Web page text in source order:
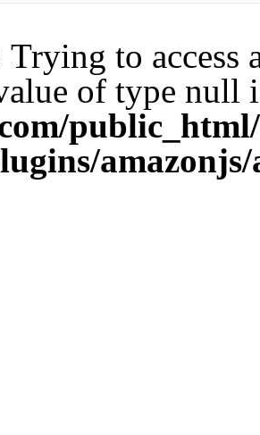
Trying to access
of type null